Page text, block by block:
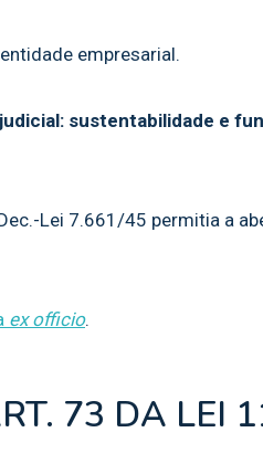
empresarial.
sustentabilidade e
Lei 7.661/45 permitia a
ex officio.
73 DA LEI